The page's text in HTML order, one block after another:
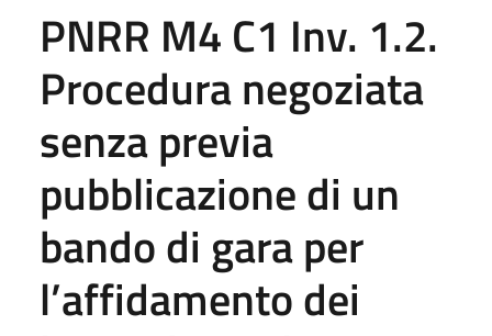
PNRR M4 C1 Inv. 1.2.
Procedura negoziata
senza previa
pubblicazione di un
bando di gara per
l’affidamento dei